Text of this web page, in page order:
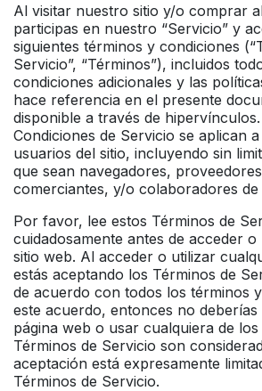
Al visitar nuestro sitio y/o comprar
participas en nuestro “Servicio” y
siguientes términos y condiciones
Servicio”, “Términos”), incluidos
condiciones adicionales y las
hace referencia en el presente
disponible a través de hipervínculos.
Condiciones de Servicio se aplican
usuarios del sitio, incluyendo sin
que sean navegadores,
comerciantes, y/o colaboradores de
Por favor, lee estos Términos de
cuidadosamente antes de acceder
sitio web. Al acceder o utilizar
estás aceptando los Términos de
de acuerdo con todos los términos
este acuerdo, entonces no deberías
página web o usar cualquiera de
Términos de Servicio son
aceptación está expresamente
Términos de Servicio.